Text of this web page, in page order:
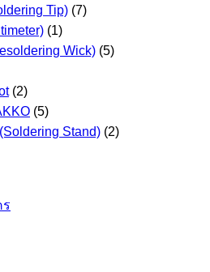
Tip) (7)
(1)
Wick) (5)
(2)
(5)
Stand) (2)